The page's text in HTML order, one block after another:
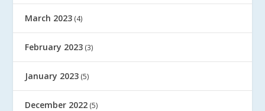
March 2023 (4)
February 2023 (3)
January 2023 (5)
December 2022 (5)